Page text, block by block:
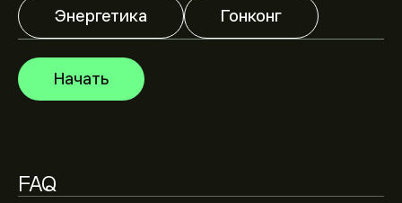
Энергетика Гонконг
Начать
FAQ
финансовых отчетах и предполагаемом росте.
Ознакомьтесь с последним прогнозом для будущих
Рыночная капитализация China Shenhua — это
853.95B‎$‎